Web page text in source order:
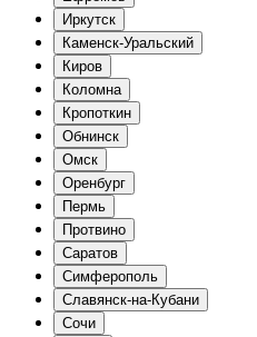
Иркутск
Каменск-Уральский
Киров
Коломна
Кропоткин
Обнинск
Омск
Оренбург
Пермь
Протвино
Саратов
Симферополь
Славянск-на-Кубани
Сочи